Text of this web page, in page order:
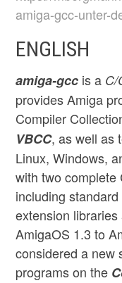
amiga-gcc-unter-
ENGLISH
amiga-gcc is a C/
provides Amiga
Compiler
VBCC, as well as
Linux, Windows,
with two complete
including
extension
AmigaOS 1.3 to
considered a new
programs on the